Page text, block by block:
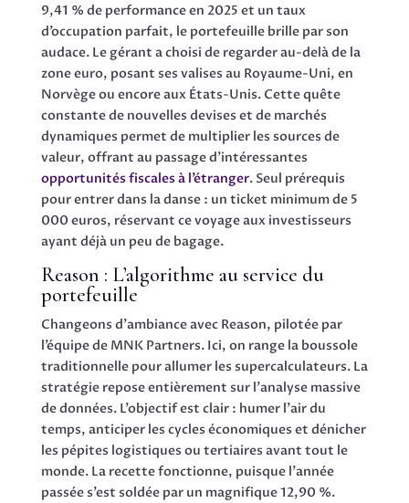
9,41 % de performance en 2025 et un taux
d’occupation parfait, le portefeuille brille par son
audace. Le gérant a choisi de regarder au-delà de la
zone euro, posant ses valises au Royaume-Uni, en
Norvège ou encore aux États-Unis. Cette quête
constante de nouvelles devises et de marchés
dynamiques permet de multiplier les sources de
valeur, offrant au passage d’intéressantes
opportunités fiscales à l’étranger. Seul prérequis
pour entrer dans la danse : un ticket minimum de 5
000 euros, réservant ce voyage aux investisseurs
ayant déjà un peu de bagage.
Reason : L’algorithme au service du
portefeuille
Changeons d’ambiance avec Reason, pilotée par
l’équipe de MNK Partners. Ici, on range la boussole
traditionnelle pour allumer les supercalculateurs. La
stratégie repose entièrement sur l’analyse massive
de données. L’objectif est clair : humer l’air du
temps, anticiper les cycles économiques et dénicher
les pépites logistiques ou tertiaires avant tout le
monde. La recette fonctionne, puisque l’année
passée s’est soldée par un magnifique 12,90 %.